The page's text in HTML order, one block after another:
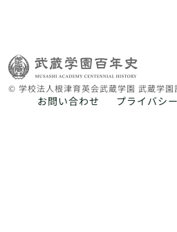
© 学校法人根津育英会武蔵学園 武蔵学園
お問い合わせ プライバシ